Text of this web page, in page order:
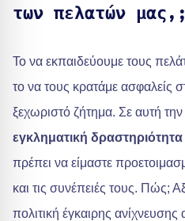
των πελατών μας,;
Το να εκπαιδεύουμε τους
το να τους κρατάμε ασφαλείς
ξεχωριστό ζήτημα. Σε αυτή
εγκληματική
πρέπει να είμαστε
και τις συνέπειές τους. Πώς;
πολιτική έγκαιρης